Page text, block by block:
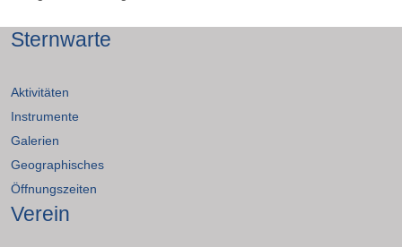
Sternwarte
Aktivitäten
Instrumente
Galerien
Geographisches
Öffnungszeiten
Verein